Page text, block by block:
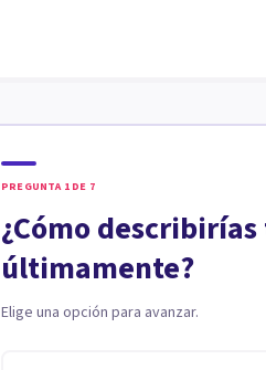
PREGUNTA 1 DE 7
¿Cómo
últimamente?
Elige una opción para avanzar.